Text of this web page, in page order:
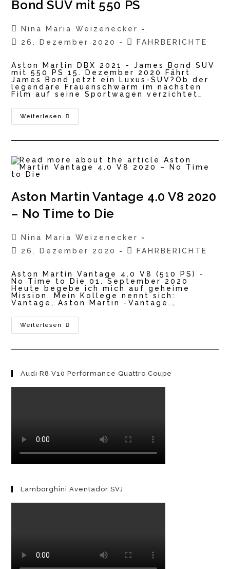
Bond SUV mit 550 PS
Beitrags-
Autor:
Nina Maria Weizenecker
Beitrag
26. Dezember 2020
Beitrags-
FAHRBERICHTE
Aston Martin DBX 2021 - James Bond SUV
mit 550 PS 15. Dezember 2020 Fährt
James Bond jetzt ein Luxus-SUV?Ob der
legendäre Frauenschwarm im nächsten
Film auf seine Sportwagen verzichtet…
Weiterlesen
Aston
Martin
Bond
SUV
Aston Martin Vantage 4.0 V8 2020
– No Time to Die
Beitrags-
Autor:
Nina Maria Weizenecker
Beitrag
26. Dezember 2020
Beitrags-
FAHRBERICHTE
Aston Martin Vantage 4.0 V8 (510 PS) -
No Time to Die 01. September 2020
Heute begebe ich mich auf geheime
Mission. Mein Kollege nennt sich:
Vantage, Aston Martin -Vantage.…
Weiterlesen
Aston
Martin
No
Audi R8 V10 Performance Quattro Coupe
Lamborghini Aventador SVJ